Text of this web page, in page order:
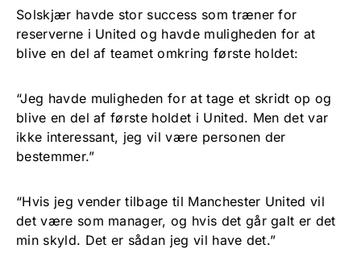
Solskjær havde stor success som træner for
reserverne i United og havde muligheden for at
blive en del af teamet omkring første holdet:
“Jeg havde muligheden for at tage et skridt op og
blive en del af første holdet i United. Men det var
ikke interessant, jeg vil være personen der
bestemmer.”
“Hvis jeg vender tilbage til Manchester United vil
det være som manager, og hvis det går galt er det
min skyld. Det er sådan jeg vil have det.”